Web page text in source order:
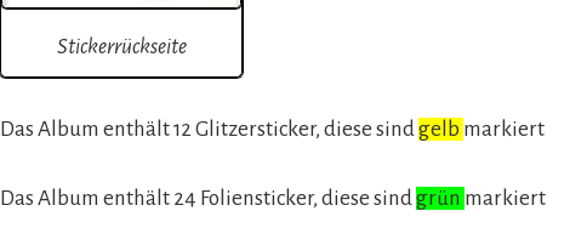
Stickerrückseite
Das Album enthält 12 Glitzersticker, diese sindgelb markiert
Das Album enthält 24 Foliensticker, diese sindgrün markiert